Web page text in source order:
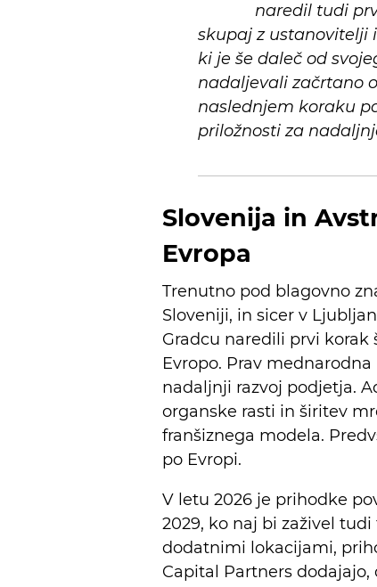
naredil tudi
skupaj z ustanovitelji
ki je še daleč od
nadaljevali začrtano
naslednjem koraku
priložnosti za
Slovenija in
Evropa
Trenutno pod blagovno
Sloveniji, in sicer v
Gradcu naredili prvi
Evropo. Prav
nadaljnji razvoj podjetja.
organske rasti in širitev
franšiznega modela.
po Evropi.
V letu 2026 je prihodke
2029, ko naj bi zaživel
dodatnimi lokacijami,
Capital Partners